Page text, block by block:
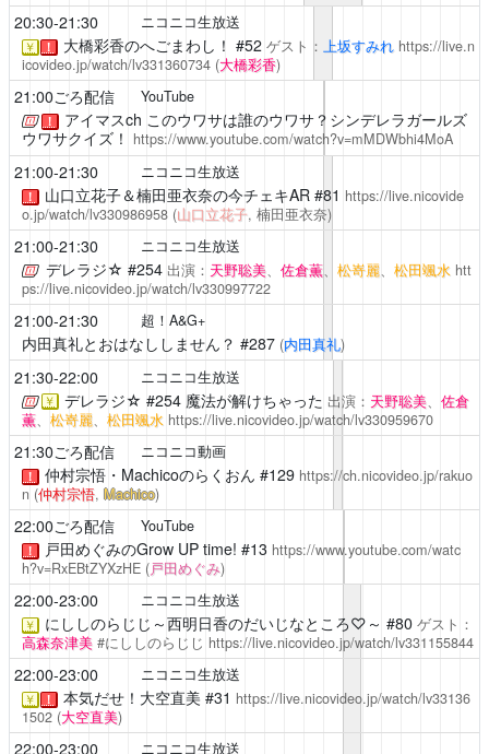
20:30-21:30 ニコニコ生放送
￥ ！ 大橋彩香のへごまわし！ #52 ゲスト： 上坂すみれ https://live.n
icovideo.jp/watch/lv331360734 (大橋彩香)
21:00ごろ配信 YouTube
！ アイマスch このウワサは誰のウワサ？シンデレラガールズ
ウワサクイズ！
https://www.youtube.com/watch?v=mMDWbhi4MoA
21:00-21:30 ニコニコ生放送
！ 山口立花子＆楠田亜衣奈の今チェキAR#81 https://live.nicovide
o.jp/watch/lv330986958 (山口立花子, 楠田亜衣奈)
21:00-21:30 ニコニコ生放送
デレラジ☆ #254 出演： 天野聡美、 佐倉薫、 松嵜麗、 松田颯水 htt
ps://live.nicovideo.jp/watch/lv330997722
21:00-21:30 超！A&G+
内田真礼とおはなししません？ #287 (内田真礼)
21:30-22:00 ニコニコ生放送
￥ デレラジ☆ #254 魔法が解けちゃった 出演： 天野聡美、 佐倉
薫、 松嵜麗、 松田颯水 https://live.nicovideo.jp/watch/lv330959670
21:30ごろ配信 ニコニコ動画
！ 仲村宗悟・Machicoのらくおん #129 https://ch.nicovideo.jp/rakuo
n (仲村宗悟, Machico)
22:00ごろ配信 YouTube
！ 戸田めぐみのGrow UP time! #13 https://www.youtube.com/watc
h?v=RxEBtZYXzHE (戸田めぐみ)
22:00-23:00 ニコニコ生放送
￥ にししのらじじ～西明日香のだいじなところ♡～ #80 ゲスト：
高森奈津美#にししのらじじ https://live.nicovideo.jp/watch/lv331155844
22:00-23:00 ニコニコ生放送
￥ ！ 本気だせ！大空直美 #31 https://live.nicovideo.jp/watch/lv33136
1502 (大空直美)
22:00-23:00 ニコニコ生放送